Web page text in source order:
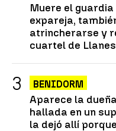
Muere el
expareja,
atrincherarse y
cuartel de Llanes
BENIDORM
Aparece la
hallada en un
la dejó allí